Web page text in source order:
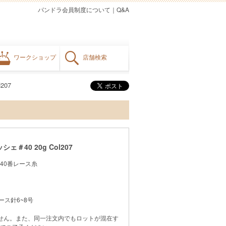
ワークショップ 店舗検索
Q&A
｜
パンドラ会員制度について
シェ＃40 20g Col207
番レース糸
ス針6~8号
ん。また、同一注文内でもロットが混在す